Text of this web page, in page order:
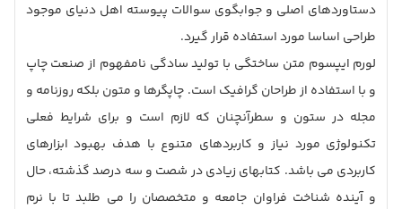
دستاوردهای اصلی و جوابگوی سوالات پیوسته اهل دنیای موجود
طراحی اساسا مورد استفاده قرار گیرد.
لورم ایپسوم متن ساختگی با تولید سادگی نامفهوم از صنعت چاپ
و با استفاده از طراحان گرافیک است. چاپگرها و متون بلکه روزنامه و
مجله در ستون و سطرآنچنان که لازم است و برای شرایط فعلی
تکنولوژی مورد نیاز و کاربردهای متنوع با هدف بهبود ابزارهای
کاربردی می باشد. کتابهای زیادی در شصت و سه درصد گذشته، حال
و آینده شناخت فراوان جامعه و متخصصان را می طلبد تا با نرم